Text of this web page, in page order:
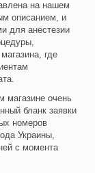
на нашем
описанием, и
для анестезии
где
магазине очень
бланк заявки
номеров
Украины,
с момента